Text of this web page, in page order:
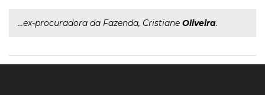
...ex-procuradora da Fazenda, Cristiane Oliveira.